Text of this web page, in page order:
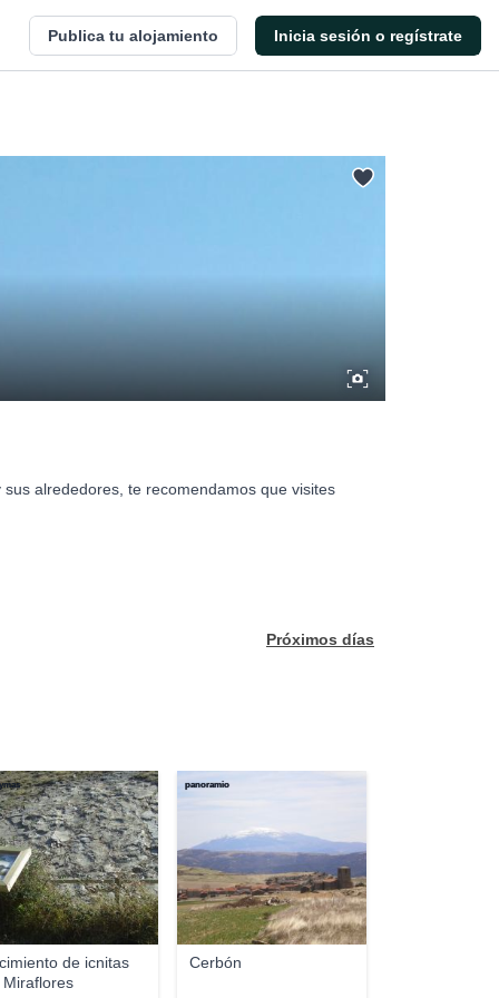
Publica tu alojamiento Inicia sesión o regístrate
alrededores, te recomendamos que visites
Próximos días
de icnitas
Miraflores
Cerbón
panoramio